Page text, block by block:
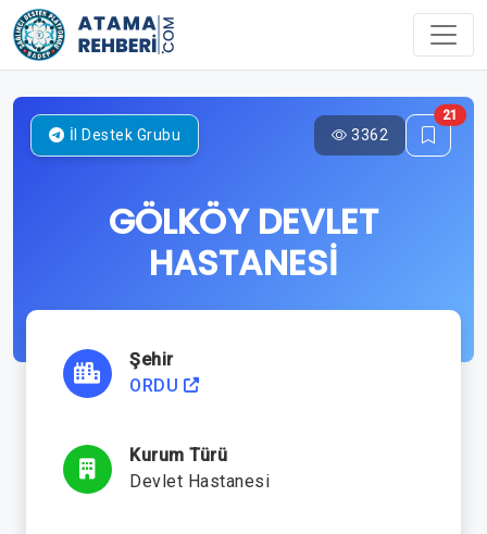
GÖLKÖY DEVLET
HASTANESİ
İl Destek Grubu 3362
21
Şehir
ORDU
Kurum Türü
Devlet Hastanesi